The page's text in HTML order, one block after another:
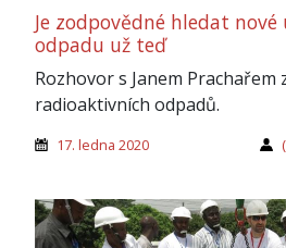
Je zodpovědné hledat
odpadu už teď
Rozhovor s Janem Prachařem
radioaktivních odpadů.
17. ledna 2020